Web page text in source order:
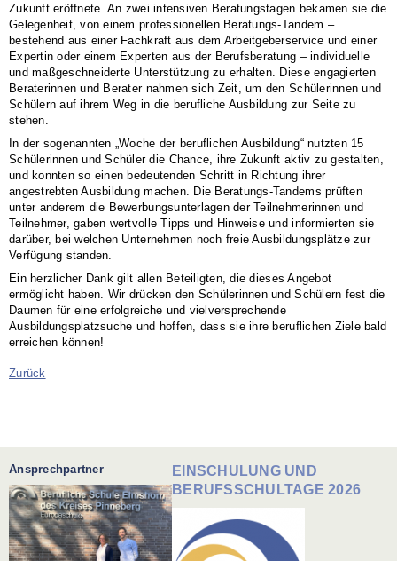
Zukunft eröffnete. An zwei intensiven Beratungstagen bekamen sie die
Gelegenheit, von einem professionellen Beratungs-Tandem –
bestehend aus einer Fachkraft aus dem Arbeitgeberservice und einer
Expertin oder einem Experten aus der Berufsberatung – individuelle
und maßgeschneiderte Unterstützung zu erhalten. Diese engagierten
Beraterinnen und Berater nahmen sich Zeit, um den Schülerinnen und
Schülern auf ihrem Weg in die berufliche Ausbildung zur Seite zu
stehen.
In der sogenannten „Woche der beruflichen Ausbildung“ nutzten 15
Schülerinnen und Schüler die Chance, ihre Zukunft aktiv zu gestalten,
und konnten so einen bedeutenden Schritt in Richtung ihrer
angestrebten Ausbildung machen. Die Beratungs-Tandems prüften
unter anderem die Bewerbungsunterlagen der Teilnehmerinnen und
Teilnehmer, gaben wertvolle Tipps und Hinweise und informierten sie
darüber, bei welchen Unternehmen noch freie Ausbildungsplätze zur
Verfügung standen.
Ein herzlicher Dank gilt allen Beteiligten, die dieses Angebot
ermöglicht haben. Wir drücken den Schülerinnen und Schülern fest die
Daumen für eine erfolgreiche und vielversprechende
Ausbildungsplatzsuche und hoffen, dass sie ihre beruflichen Ziele bald
erreichen können!
Zurück
Ansprechpartner
EINSCHULUNG UND
BERUFSSCHULTAGE 2026